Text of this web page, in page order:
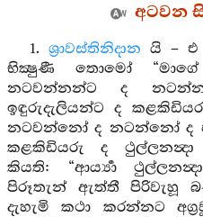
අටවන
1. ශ්‍රාවස්තිනිදාන යි –
භික්‍ෂුණී තොමෝ
නටවන්නන්ට ද
ඉඳුරුදැලියන්ට ද
නටවන්නෝ ද නටන්නෝ ද
කළකිඩියරු ද
කියති: “ආර්‍ය්‍යා
පිරූතැන් ඇත්තී පිරිවැහූ
දැහැමි කථා කරන්නට